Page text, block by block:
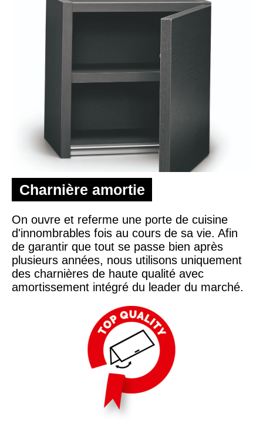
Charnière amortie
On ouvre et referme une porte de cuisine
d'innombrables fois au cours de sa vie. Afin
de garantir que tout se passe bien après
plusieurs années, nous utilisons uniquement
des charnières de haute qualité avec
amortissement intégré du leader du marché.